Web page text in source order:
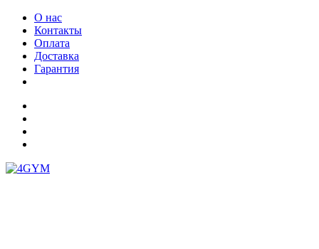
О нас
Контакты
Оплата
Доставка
Гарантия